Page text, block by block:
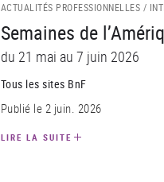
ACTUALITÉS PROFESSIONNELLES /
Semaines de
du 21 mai au 7 juin 2026
Tous les sites BnF
Publié le 2 juin. 2026
LIRE LA SUITE